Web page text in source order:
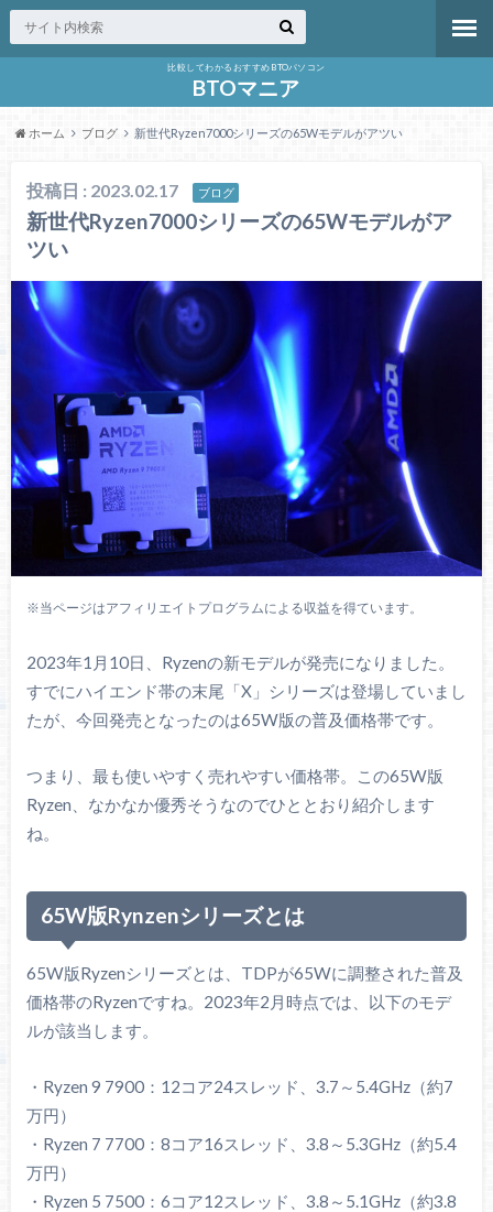
比較してわかるおすすめBTOパソコン
BTOマニア
ホーム ブログ 新世代Ryzen7000シリーズの65Wモデルがアツい
投稿日 : 2023.02.17 ブログ
新世代Ryzen7000シリーズの65Wモデルがア
ツい
※当ページはアフィリエイトプログラムによる収益を得ています。
2023年1月10日、Ryzenの新モデルが発売になりました。
すでにハイエンド帯の末尾「X」シリーズは登場していまし
たが、今回発売となったのは65W版の普及価格帯です。
つまり、最も使いやすく売れやすい価格帯。この65W版
Ryzen、なかなか優秀そうなのでひととおり紹介します
ね。
65W版Rynzenシリーズとは
65W版Ryzenシリーズとは、TDPが65Wに調整された普及
価格帯のRyzenですね。2023年2月時点では、以下のモデ
ルが該当します。
・Ryzen 9 7900：12コア24スレッド、3.7～5.4GHz（約7
万円）
・Ryzen 7 7700：8コア16スレッド、3.8～5.3GHz（約5.4
万円）
・Ryzen 5 7500：6コア12スレッド、3.8～5.1GHz（約3.8